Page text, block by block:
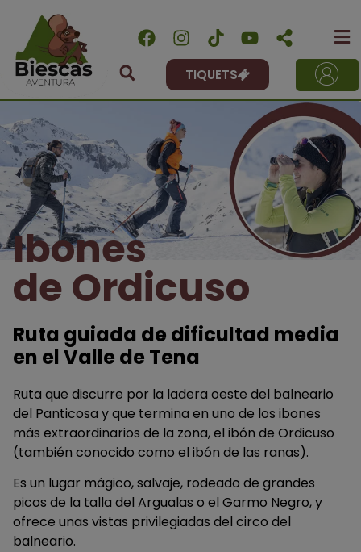
TIQUETS
Ibones
de Ordicuso
Ruta guiada de dificultad media
en el Valle de Tena
Ruta que discurre por la ladera oeste del balneario
del Panticosa y que termina en uno de los ibones
más extraordinarios de la zona, el ibón de Ordicuso
(también conocido como el ibón de las ranas).
Es un lugar mágico, salvaje, rodeado de grandes
picos de la talla del Argualas o el Garmo Negro, y
ofrece unas vistas privilegiadas del circo del
balneario.